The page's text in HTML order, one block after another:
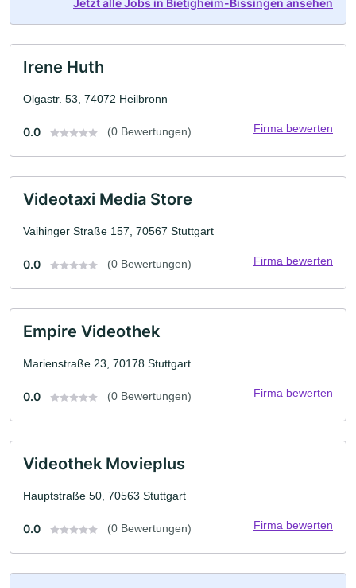
Jetzt alle Jobs in Bietigheim-Bissingen ansehen
Irene Huth
Olgastr. 53, 74072 Heilbronn
0.0 (0 Bewertungen) Firma bewerten
Videotaxi Media Store
Vaihinger Straße 157, 70567 Stuttgart
0.0 (0 Bewertungen) Firma bewerten
Empire Videothek
Marienstraße 23, 70178 Stuttgart
0.0 (0 Bewertungen) Firma bewerten
Videothek Movieplus
Hauptstraße 50, 70563 Stuttgart
0.0 (0 Bewertungen) Firma bewerten